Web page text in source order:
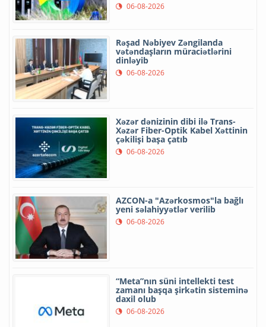
06-08-2026
Rəşad Nəbiyev Zəngilanda
vətəndaşların müraciətlərini
dinləyib
06-08-2026
Xəzər dənizinin dibi ilə Trans-
Xəzər Fiber-Optik Kabel Xəttinin
çəkilişi başa çatıb
06-08-2026
AZCON-a "Azərkosmos"la bağlı
yeni səlahiyyətlər verilib
06-08-2026
“Meta”nın süni intellekti test
zamanı başqa şirkətin sisteminə
daxil olub
06-08-2026